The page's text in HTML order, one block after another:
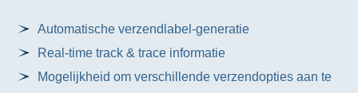
Automatische verzendlabel-generatie
Real-time track & trace informatie
Mogelijkheid om verschillende verzendopties aan te